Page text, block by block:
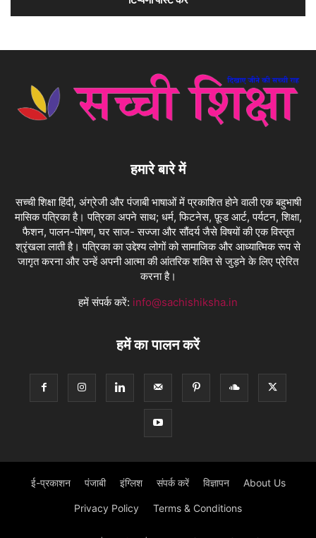
हमारे बारे में
सच्ची शिक्षा हिंदी, अंग्रेजी और पंजाबी भाषाओं में प्रकाशित होने वाली एक बहुभाषी
मासिक पत्रिका है। पत्रिका अपने साथ; धर्म, फिटनेस, फ़ूड आर्ट, पर्यटन, शिक्षा,
फैशन, पालन-पोषण, घर साज- सज्जा और सौंदर्य जैसे विषयों की एक विस्तृत
श्रृंखला लाती है। पत्रिका का उद्देश्य लोगों को सामाजिक और आध्यात्मिक रूप से
जागृत करना और उन्हें अपनी आत्मा की आंतरिक शक्ति से जुड़ने के लिए प्रेरित
करना है।
हमें संपर्क करें: info@sachishiksha.in
हमें का पालन करें
ई-प्रकाशन पंजाबी इंग्लिश संपर्क करें विज्ञापन About Us
Privacy Policy Terms & Conditions